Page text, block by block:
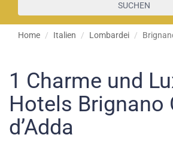
SUCHEN
Home Italien Lombardei
1 Charme und
Hotels Brignano
dʼAdda